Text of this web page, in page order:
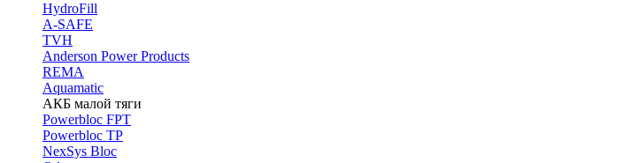
HydroFill
A-SAFE
TVH
Anderson Power Products
REMA
Aquamatic
АКБ малой тяги
Powerbloc FPT
Powerbloc TP
NexSys Bloc